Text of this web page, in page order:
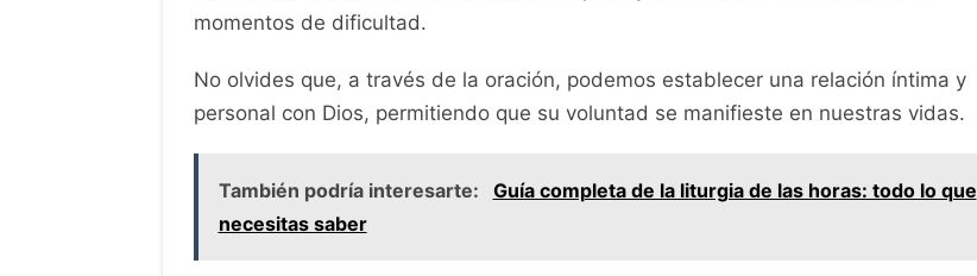
momentos de dificultad.
No olvides que, a través de la oración, podemos establecer una relación íntima y
personal con Dios, permitiendo que su voluntad se manifieste en nuestras vidas.
También podría interesarte:
Guía completa de la liturgia de las horas: todo lo que
necesitas saber